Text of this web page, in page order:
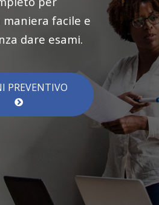
facile e
dare esami.
PREVENTIVO